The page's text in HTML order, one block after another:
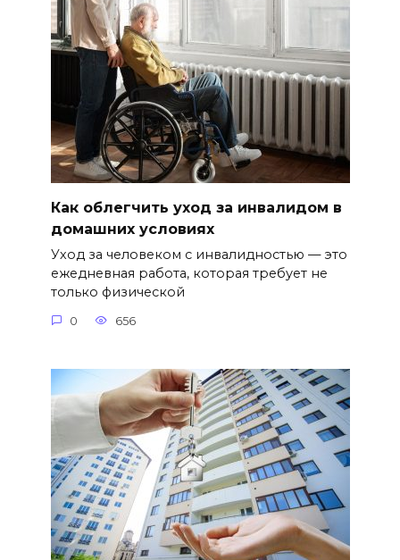
Как облегчить уход за инвалидом в
домашних условиях
Уход за человеком с инвалидностью — это
ежедневная работа, которая требует не
только физической
0 656